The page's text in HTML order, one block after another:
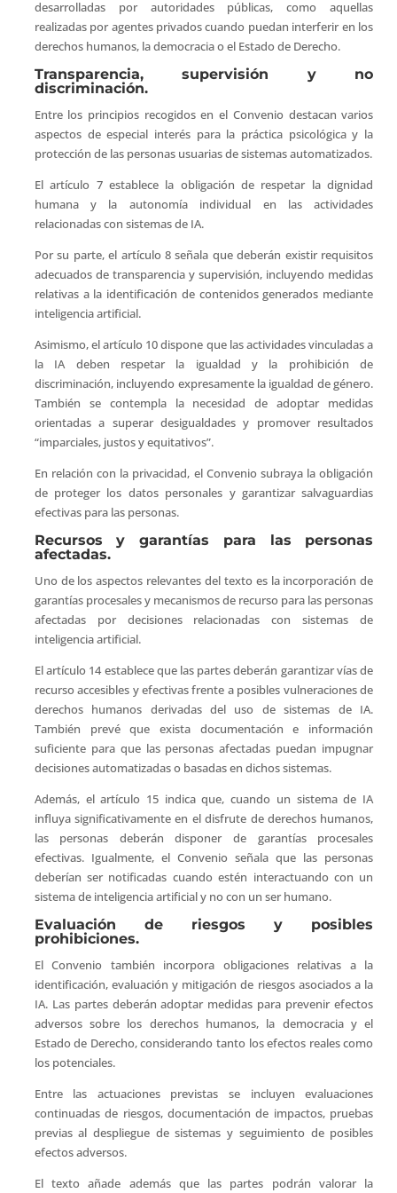
desarrolladas por autoridades públicas, como aquellas
realizadas por agentes privados cuando puedan interferir en los
derechos humanos, la democracia o el Estado de Derecho.
Transparencia, supervisión y no
discriminación.
Entre los principios recogidos en el Convenio destacan varios
aspectos de especial interés para la práctica psicológica y la
protección de las personas usuarias de sistemas automatizados.
El artículo 7 establece la obligación de respetar la dignidad
humana y la autonomía individual en las actividades
relacionadas con sistemas de IA.
Por su parte, el artículo 8 señala que deberán existir requisitos
adecuados de transparencia y supervisión, incluyendo medidas
relativas a la identificación de contenidos generados mediante
inteligencia artificial.
Asimismo, el artículo 10 dispone que las actividades vinculadas a
la IA deben respetar la igualdad y la prohibición de
discriminación, incluyendo expresamente la igualdad de género.
También se contempla la necesidad de adoptar medidas
orientadas a superar desigualdades y promover resultados
“imparciales, justos y equitativos”.
En relación con la privacidad, el Convenio subraya la obligación
de proteger los datos personales y garantizar salvaguardias
efectivas para las personas.
Recursos y garantías para las personas
afectadas.
Uno de los aspectos relevantes del texto es la incorporación de
garantías procesales y mecanismos de recurso para las personas
afectadas por decisiones relacionadas con sistemas de
inteligencia artificial.
El artículo 14 establece que las partes deberán garantizar vías de
recurso accesibles y efectivas frente a posibles vulneraciones de
derechos humanos derivadas del uso de sistemas de IA.
También prevé que exista documentación e información
suficiente para que las personas afectadas puedan impugnar
decisiones automatizadas o basadas en dichos sistemas.
Además, el artículo 15 indica que, cuando un sistema de IA
influya significativamente en el disfrute de derechos humanos,
las personas deberán disponer de garantías procesales
efectivas. Igualmente, el Convenio señala que las personas
deberían ser notificadas cuando estén interactuando con un
sistema de inteligencia artificial y no con un ser humano.
Evaluación de riesgos y posibles
prohibiciones.
El Convenio también incorpora obligaciones relativas a la
identificación, evaluación y mitigación de riesgos asociados a la
IA. Las partes deberán adoptar medidas para prevenir efectos
adversos sobre los derechos humanos, la democracia y el
Estado de Derecho, considerando tanto los efectos reales como
los potenciales.
Entre las actuaciones previstas se incluyen evaluaciones
continuadas de riesgos, documentación de impactos, pruebas
previas al despliegue de sistemas y seguimiento de posibles
efectos adversos.
El texto añade además que las partes podrán valorar la